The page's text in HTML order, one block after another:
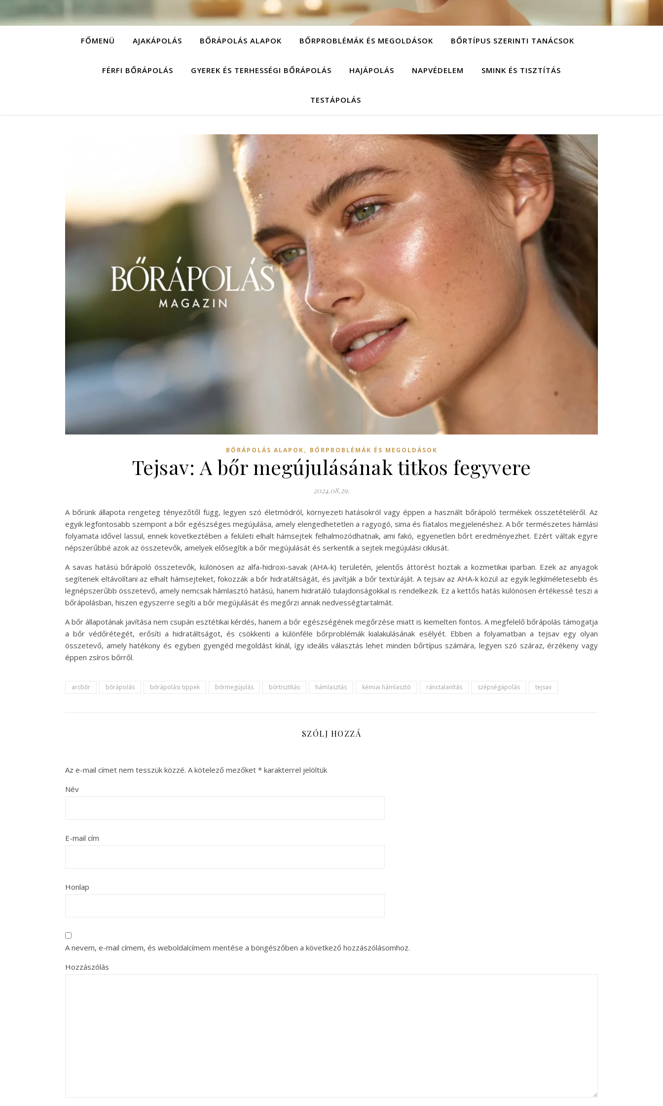
FŐMENÜ AJAKÁPOLÁS BŐRÁPOLÁS ALAPOK BŐRPROBLÉMÁK ÉS MEGOLDÁSOK BŐRTÍPUS SZERINTI TANÁCSOK
FÉRFI BŐRÁPOLÁS GYEREK ÉS TERHESSÉGI BŐRÁPOLÁS HAJÁPOLÁS NAPVÉDELEM SMINK ÉS TISZTÍTÁS
TESTÁPOLÁS
BŐRÁPOLÁS ALAPOK, BŐRPROBLÉMÁK ÉS MEGOLDÁSOK
Tejsav: A bőr megújulásának titkos fegyvere
2024.08.29.
A bőrünk állapota rengeteg tényezőtől függ, legyen szó életmódról, környezeti hatásokról vagy éppen a használt bőrápoló termékek összetételéről. Az
egyik legfontosabb szempont a bőr egészséges megújulása, amely elengedhetetlen a ragyogó, sima és fiatalos megjelenéshez. A bőr természetes hámlási
folyamata idővel lassul, ennek következtében a felületi elhalt hámsejtek felhalmozódhatnak, ami fakó, egyenetlen bőrt eredményezhet. Ezért váltak egyre
népszerűbbé azok az összetevők, amelyek elősegítik a bőr megújulását és serkentik a sejtek megújulási ciklusát.
A savas hatású bőrápoló összetevők, különösen az alfa-hidroxi-savak (AHA-k) területén, jelentős áttörést hoztak a kozmetikai iparban. Ezek az anyagok
segítenek eltávolítani az elhalt hámsejteket, fokozzák a bőr hidratáltságát, és javítják a bőr textúráját. A tejsav az AHA-k közül az egyik legkíméletesebb és
legnépszerűbb összetevő, amely nemcsak hámlasztó hatású, hanem hidratáló tulajdonságokkal is rendelkezik. Ez a kettős hatás különösen értékessé teszi a
bőrápolásban, hiszen egyszerre segíti a bőr megújulását és megőrzi annak nedvességtartalmát.
A bőr állapotának javítása nem csupán esztétikai kérdés, hanem a bőr egészségének megőrzése miatt is kiemelten fontos. A megfelelő bőrápolás támogatja
a bőr védőrétegét, erősíti a hidratáltságot, és csökkenti a különféle bőrproblémák kialakulásának esélyét. Ebben a folyamatban a tejsav egy olyan
összetevő, amely hatékony és egyben gyengéd megoldást kínál, így ideális választás lehet minden bőrtípus számára, legyen szó száraz, érzékeny vagy
éppen zsíros bőrről.
arcbőr bőrápolás bőrápolási tippek bőrmegújulás bőrtisztítás hámlasztás kémiai hámlasztó ránctalanítás szépségápolás tejsav
SZÓLJ HOZZÁ
Az e-mail címet nem tesszük közzé. A kötelező mezőket * karakterrel jelöltük
Név
E-mail cím
Honlap
A nevem, e-mail címem, és weboldalcímem mentése a böngészőben a következő hozzászólásomhoz.
Hozzászólás